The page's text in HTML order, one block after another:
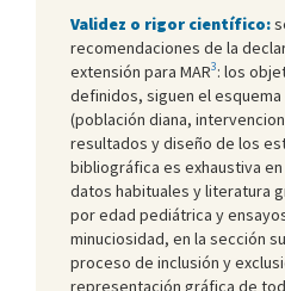
Validez o rigor científico:
recomendaciones de la
extensión para MAR3: los
definidos, siguen el esquema
(población diana,
resultados y diseño de los
bibliográfica es exhaustiva
datos habituales y literatura
por edad pediátrica y
minuciosidad, en la sección
proceso de inclusión y
representación gráfica de